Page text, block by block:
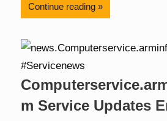
Continue reading
m Service Updates